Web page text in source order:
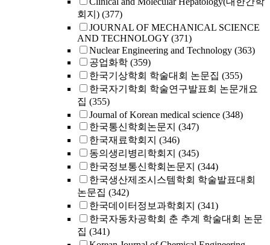
회지) (377)
JOURNAL OF MECHANICAL SCIENCE
AND TECHNOLOGY (371)
Nuclear Engineering and Technology (363)
공업화학 (359)
한국기상학회 학술대회 논문집 (355)
한국자기학회 학술연구발표회 논문개요
집 (355)
Journal of Korean medical science (348)
한국통신학회논문지 (347)
한국재료학회지 (346)
동의생리병리학회지 (345)
한국정보통신학회논문지 (344)
한국생산제조시스템학회 학술발표대회
논문집 (342)
한국데이터정보과학회지 (341)
한국자동차공학회 춘 추계 학술대회 논문
집 (341)